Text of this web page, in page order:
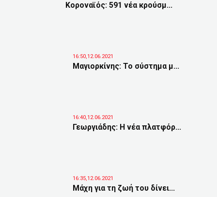
Κοροναϊός: 591 νέα κρούσμ...
16:50,12.06.2021
Μαγιορκίνης: Το σύστημα μ...
16:40,12.06.2021
Γεωργιάδης: Η νέα πλατφόρ...
16:35,12.06.2021
Μάχη για τη ζωή του δίνει...